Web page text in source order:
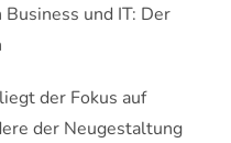
und IT: Der
der Fokus auf
der Neugestaltung